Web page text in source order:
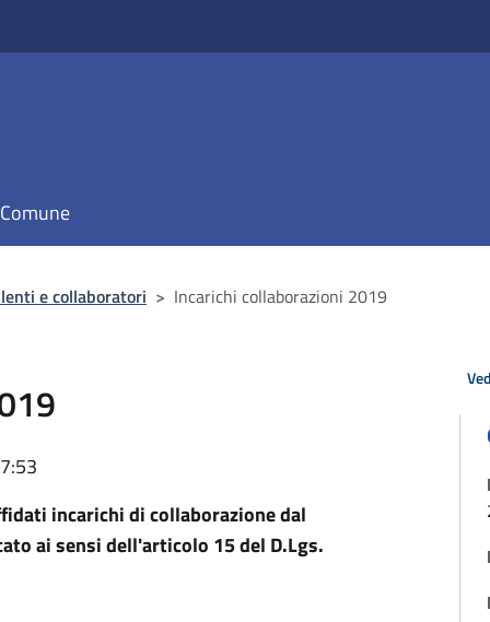
e collaboratori > Incarichi collaborazioni 2019
incarichi di collaborazione dal
ai sensi dell'articolo 15 del D.Lgs.